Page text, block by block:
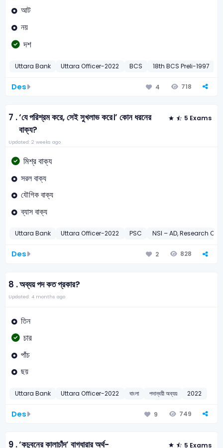
আট
নয়
দশ
Uttara Bank Uttara Officer-2022 BCS 18th BCS Preli-1997
Des 4 718
7 .‘যে পরিশ্রম করে, সেই সুখলাভ করে।’ কোন ধরনের
বাক্য?
5 Exams
Updated: 2 weeks ago
মিশ্র বাক্য
সরল বাক্য
যৌগিক বাক্য
ব্যাস বাক্য
Uttara Bank Uttara Officer-2022 PSC NSI – AD, Research
Des 2 828
8 .অব্যয় পদ কত প্রকার?
Updated: 4 months ago
তিন
চার
পাঁচ
ছয়
Uttara Bank Uttara Officer-2022 বাংলা পদান্বয়ী অব্যয় 2022
Des 9 749
9 .‘কচুবনের কালাচাঁদ’ বাগধারার অর্থ- 5 Exams